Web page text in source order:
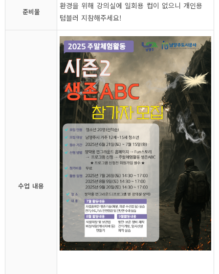
준비물
환경을 위해 강의실에 일회용 컵이 없으니 개인용
텀블러 지참해주세요!
수업 내용